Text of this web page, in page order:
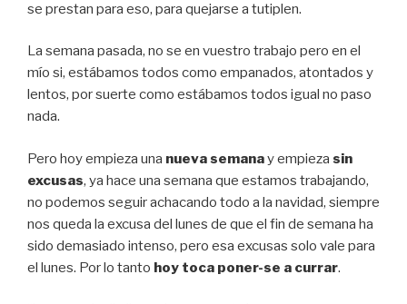
se prestan para eso, para quejarse a tutiplen.
La semana pasada, no se en vuestro trabajo pero en el
mío si, estábamos todos como empanados, atontados y
lentos, por suerte como estábamos todos igual no paso
nada.
Pero hoy empieza una nueva semanay empieza sin
excusas, ya hace una semana que estamos trabajando,
no podemos seguir achacando todo a la navidad, siempre
nos queda la excusa del lunes de que el fin de semana ha
sido demasiado intenso, pero esa excusas solo vale para
el lunes. Por lo tanto hoy toca poner-se a currar.